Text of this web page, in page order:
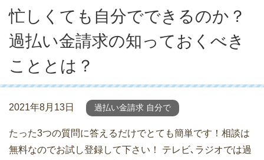
忙しくても自分でできるのか？
過払い金請求の知っておくべき
こととは？
2021年8月13日 過払い金請求 自分で
たった3つの質問に答えるだけでとても簡単です！相談は
無料なのでお試し登録して下さい！ テレビ､ラジオでは過